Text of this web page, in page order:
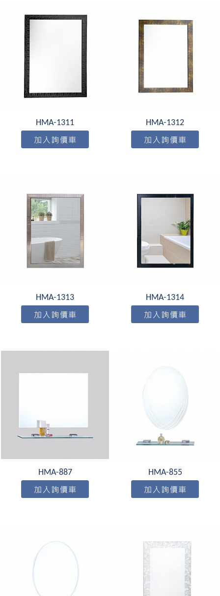
HMA-1311 HMA-1312
HMA-1313 HMA-1314
HMA-887 HMA-855